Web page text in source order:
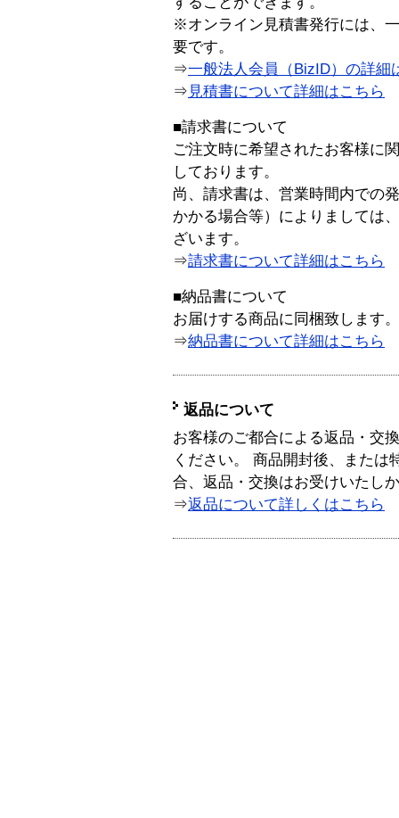
※オンライン見積書発行には、
要です。
⇒一般法人会員（BizID）の詳細
⇒ 見積書について詳細はこちら
■請求書について
ご注文時に希望されたお客様に
しております。
尚、請求書は、営業時間内での
かかる場合等）によりましては
ざいます。
⇒請求書について詳細はこちら
■納品書について
お届けする商品に同梱致します。
⇒納品書について詳細はこちら
返品について
お客様のご都合による返品・交
ください。 商品開封後、または
合、返品・交換はお受けいたし
⇒返品について詳しくはこちら